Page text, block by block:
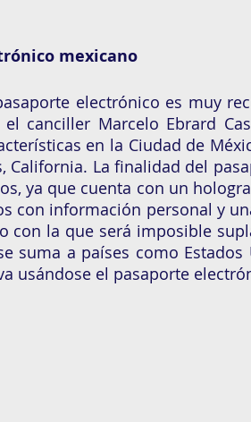
mexicano
electrónico es muy
el canciller Marcelo Ebrard
en la Ciudad de
California. La finalidad del
ya que cuenta con un
con información personal y
con la que será imposible
suma a países como Estados
usándose el pasaporte